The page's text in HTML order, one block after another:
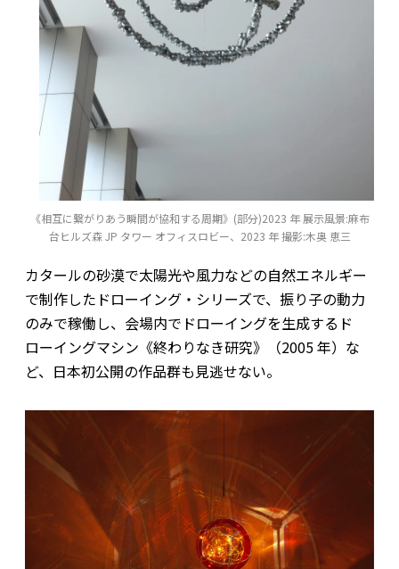
《相互に繋がりあう瞬間が協和する周期》(部分)2023 年 展示風景:麻布
台ヒルズ森 JP タワー オフィスロビー、2023 年 撮影:木奥 恵三
カタールの砂漠で太陽光や風力などの自然エネルギー
で制作したドローイング・シリーズで、振り子の動力
のみで稼働し、会場内でドローイングを生成するド
ローイングマシン《終わりなき研究》（2005 年）な
ど、日本初公開の作品群も見逃せない。